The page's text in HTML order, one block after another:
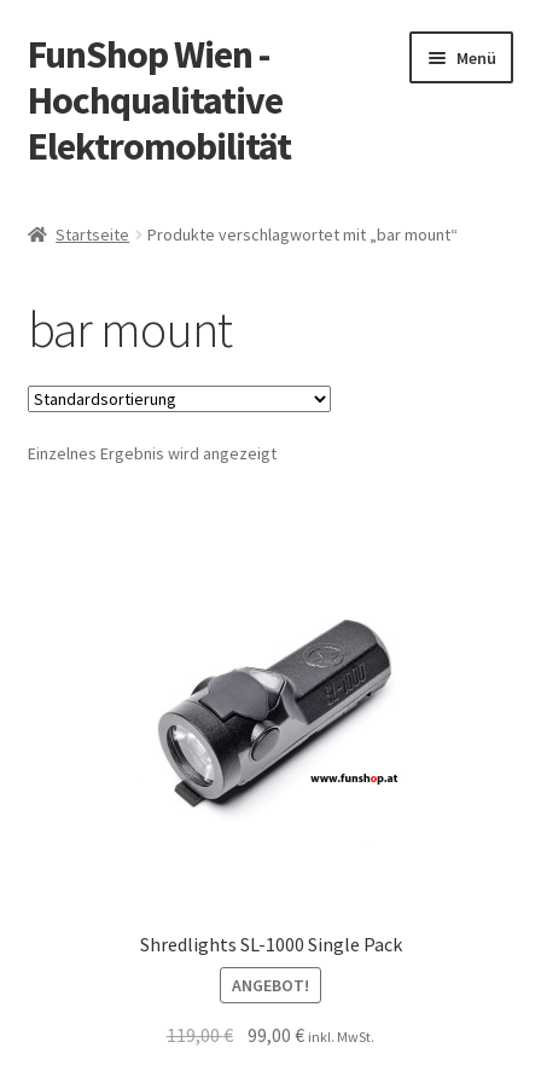
Zur
Navigation
springen
Zum
Inhalt
springen
FunShop Wien -
Hochqualitative
Elektromobilität
Menü
Vorsicht Internetbetrug
Über FunShop
Impressum
Startseite Produkte verschlagwortet mit „bar mount“
bar mount
Einzelnes Ergebnis wird angezeigt
Shredlights SL-1000 Single Pack
ANGEBOT!
119,00€ 99,00€ inkl. MwSt.